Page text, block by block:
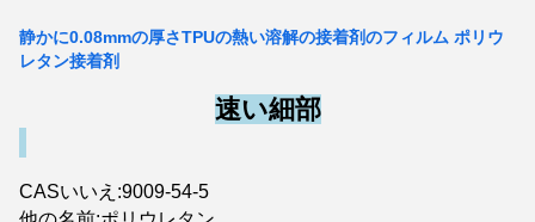
静かに0.08mmの厚さTPUの熱い溶解の接着剤のフィルム ポリウ
レタン接着剤
速い細部
CASいいえ:9009-54-5